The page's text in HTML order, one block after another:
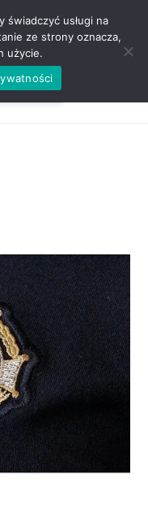
938
świadczyć usługi na
ze strony oznacza,
użycie.